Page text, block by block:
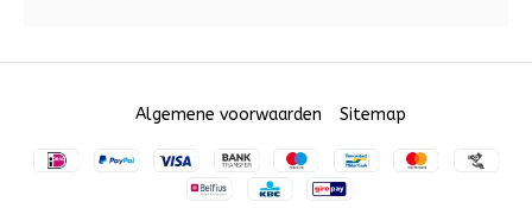
Algemene voorwaarden Sitemap